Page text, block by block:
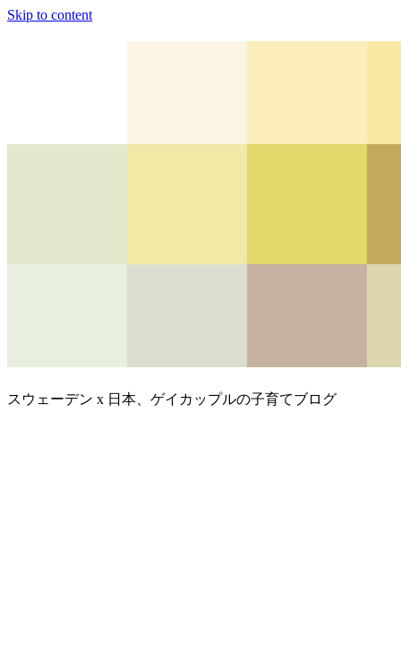
Skip to content
スウェーデン x 日本、ゲイカップルの子育てブログ